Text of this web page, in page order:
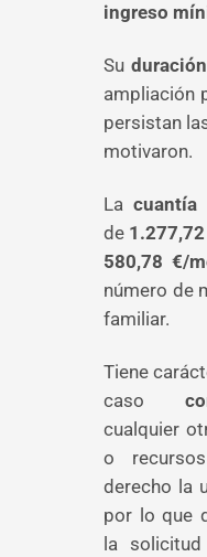
ingreso
Su
ampliación
persistan
motivaron.
Lacuantía
de
580,78 €/
número de
familiar.
Tiene
caso
cualquier
o
derecho la
por lo que
la